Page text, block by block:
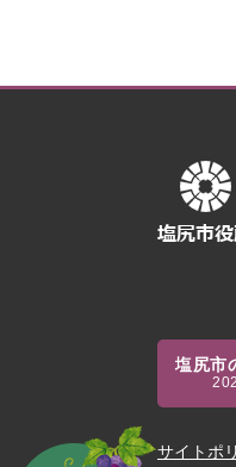
塩尻市
サイトポ